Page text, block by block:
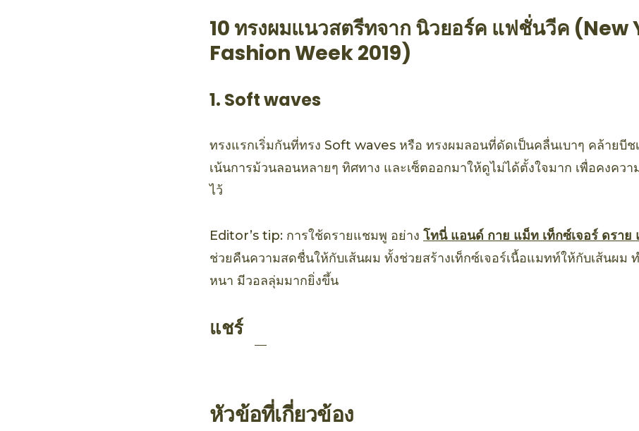
10 ทรงผมแนวสตรีทจาก นิวยอร์ค แฟชั่นวีค (New
Fashion Week 2019)
1. Soft waves
ทรงแรกเริ่มกันที่ทรง Soft waves หรือ ทรงผมลอนที่ดัดเป็นคลื่นเบาๆ คล้ายบีช
เน้นการม้วนลอนหลายๆ ทิศทาง และเซ็ตออกมาให้ดูไม่ได้ตั้งใจมาก เพื่อคงควา
ไว้
Editor’s tip: การใช้ดรายแชมพู อย่าง โทนี่ แอนด์ กาย แม็ท เท็กซ์เจอร์ ดราย
ช่วยคืนความสดชื่นให้กับเส้นผม ทั้งช่วยสร้างเท็กซ์เจอร์เนื้อแมทท์ให้กับเส้นผม
หนา มีวอลลุ่มมากยิ่งขึ้น
แชร์
หัวข้อที่เกี่ยวข้อง